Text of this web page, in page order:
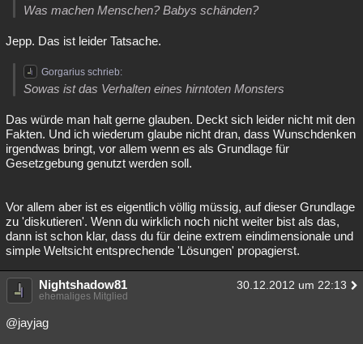
Was machen Menschen? Babys schänden?
Jepp. Das ist leider Tatsache.
Gorgarius schrieb:
Sowas ist das Verhalten eines hirntoten Monsters
Das würde man halt gerne glauben. Deckt sich leider nicht mit den
Fakten. Und ich wiederum glaube nicht dran, dass Wunschdenken
irgendwas bringt, vor allem wenn es als Grundlage für
Gesetzgebung genutzt werden soll.
Vor allem aber ist es eigentlich völlig müssig, auf dieser Grundlage
zu 'diskutieren'. Wenn du wirklich noch nicht weiter bist als das,
dann ist schon klar, dass du für deine extrem eindimensionale und
simple Weltsicht entsprechende 'Lösungen' propagierst.
Nightshadow81 30.12.2012 um 22:13
ehemaliges Mitglied
@jayjag